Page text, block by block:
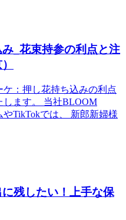
_花束持参の利点と注
：押し花持ち込みの利点
します。 当社BLOOM
TikTokでは、 新郎新婦様
残したい！上手な保